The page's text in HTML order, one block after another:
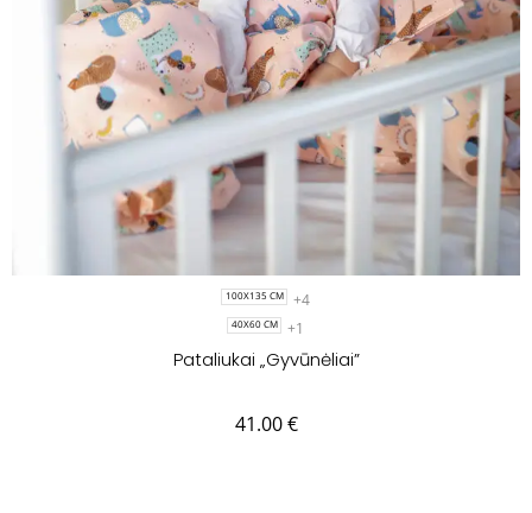
100X135 CM +4
40X60 CM +1
Pataliukai „Gyvūnėliai”
41.00€